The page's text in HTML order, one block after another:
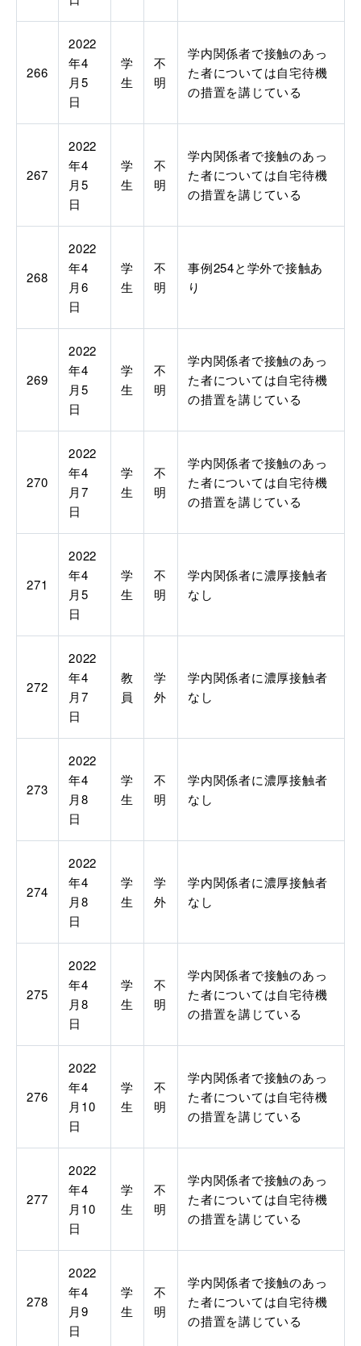
266
2022
年4
月5
日
学
生
不
明
学内関係者で接触のあっ
た者については自宅待機
の措置を講じている
267
2022
年4
月5
日
学
生
不
明
学内関係者で接触のあっ
た者については自宅待機
の措置を講じている
268
2022
年4
月6
日
学
生
不
明
事例254と学外で接触あ
り
269
2022
年4
月5
日
学
生
不
明
学内関係者で接触のあっ
た者については自宅待機
の措置を講じている
270
2022
年4
月7
日
学
生
不
明
学内関係者で接触のあっ
た者については自宅待機
の措置を講じている
271
2022
年4
月5
日
学
生
不
明
学内関係者に濃厚接触者
なし
272
2022
年4
月7
日
教
員
学
外
学内関係者に濃厚接触者
なし
273
2022
年4
月8
日
学
生
不
明
学内関係者に濃厚接触者
なし
274
2022
年4
月8
日
学
生
学
外
学内関係者に濃厚接触者
なし
275
2022
年4
月8
日
学
生
不
明
学内関係者で接触のあっ
た者については自宅待機
の措置を講じている
276
2022
年4
月10
日
学
生
不
明
学内関係者で接触のあっ
た者については自宅待機
の措置を講じている
277
2022
年4
月10
日
学
生
不
明
学内関係者で接触のあっ
た者については自宅待機
の措置を講じている
278
2022
年4
月9
日
学
生
不
明
学内関係者で接触のあっ
た者については自宅待機
の措置を講じている